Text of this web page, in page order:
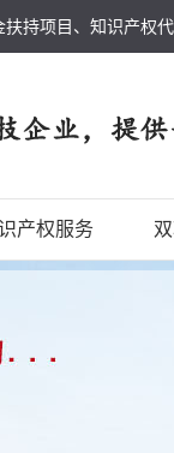
持项目、知识产权
产权服务